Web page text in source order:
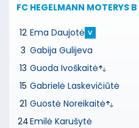
FC HEGELMANN MOTERYS B
12 Ema Daujotė V
3 Gabija Gulijeva
13 Guoda Ivoškaitė
15 Gabrielė Laskevičiūtė
21 Guostė Noreikaitė
24Emilė Karušytė